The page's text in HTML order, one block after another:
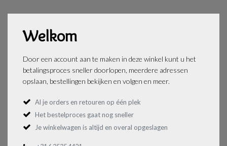
Welkom
Door een account aan te maken in deze winkel kunt u het
betalingsproces sneller doorlopen, meerdere adressen
opslaan, bestellingen bekijken en volgen en meer.
Al je orders en retouren op één plek
Het bestelproces gaat nog sneller
Je winkelwagen is altijd en overal opgeslagen